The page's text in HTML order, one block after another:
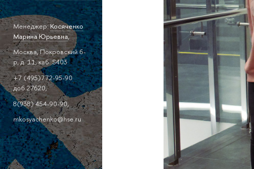
Менеджер:Косяченко
Марина Юрьевна,
Москва, Покровский б-
р, д. 11, каб. S403
+7 (495)772-95-90
доб.27620,
8(938) 454-90-90,
mkosyachenko@hse.ru